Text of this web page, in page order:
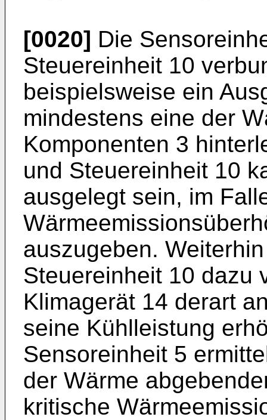
[0020] Die
Steuereinheit 10
beispielsweise ein
mindestens eine der
Komponenten 3
und Steuereinheit 10
ausgelegt sein, im
auszugeben.
Steuereinheit 10 dazu
Klimagerät 14 derart
seine Kühlleistung
Sensoreinheit 5
der Wärme
kritische